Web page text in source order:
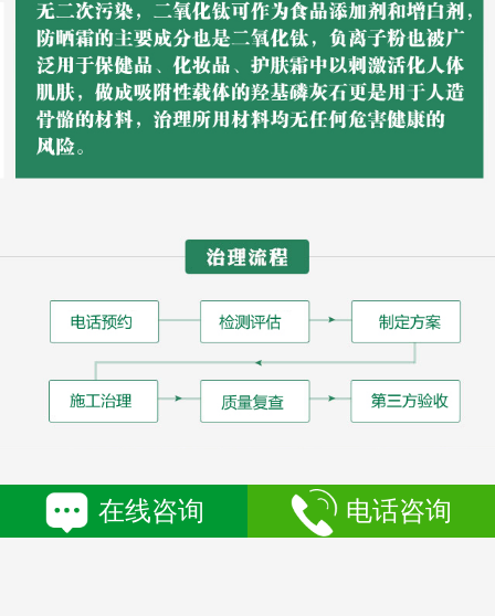
在线咨询 电话咨询